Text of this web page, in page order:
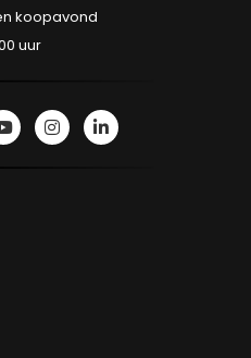
koopavond
uur